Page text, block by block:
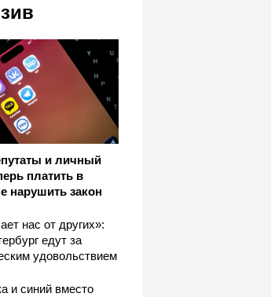
и личный
платить в
нарушить закон
нас от других»:
едут за
удовольствием
и синий вместо